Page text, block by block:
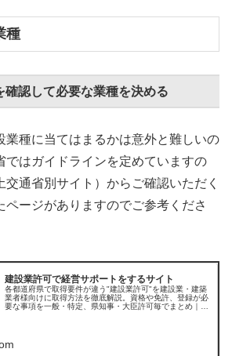
種
確認して必要な業種を決める
業種に当てはまるかは意外と難しいの
ではガイドラインを定めていますの
交通省別サイト）からご確認いただく
ページがありますのでご参考くださ
建設業許可で経営サポートをするサイト
各都道府県で取得要件が違う"建設業許可"を建設業・建築
業者様向けに取得方法を徹底解説。資格や免許、登録が必
要な事項を一般・特定、県知事・大臣許可毎でまとめ｜神